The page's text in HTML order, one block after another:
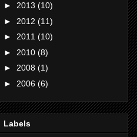
► 2013 (10)
► 2012 (11)
► 2011 (10)
► 2010 (8)
► 2008 (1)
► 2006 (6)
Labels